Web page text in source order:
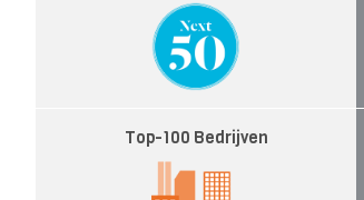
Top-100 Bedrijven